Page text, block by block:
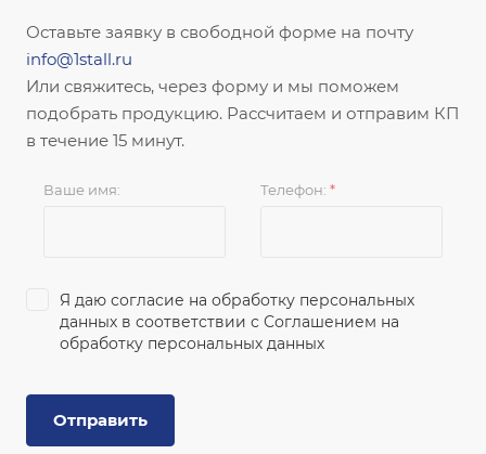
Оставьте заявку в свободной форме на почту
info@1stall.ru
Или свяжитесь, через форму и мы поможем
подобрать продукцию. Рассчитаем и отправим КП
в течение 15 минут.
Ваше имя: Телефон: *
Я даю согласие на обработку персональных
данных в соответствии с Соглашением на
обработку персональных данных
Отправить